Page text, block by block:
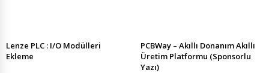
Lenze PLC : I/O Modülleri
Ekleme
PCBWay – Akıllı Donanım Akıllı
Üretim Platformu (Sponsorlu
Yazı)